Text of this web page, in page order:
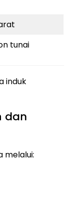
tunai
induk
dan
melalui: